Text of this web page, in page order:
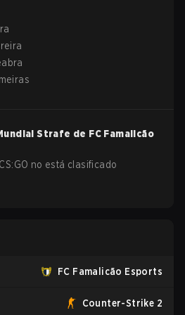
Strafe de FC Famalicão
no está clasificado
FC Famalicão Esports
Counter-Strike 2